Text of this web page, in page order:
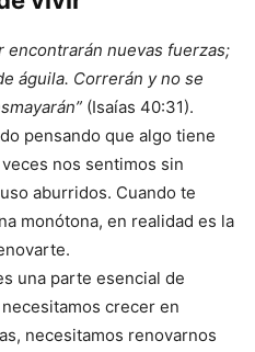
encontrarán nuevas fuerzas;
águila. Correrán y no se
(Isaías 40:31).
pensando que algo tiene
nos sentimos sin
aburridos. Cuando te
monótona, en realidad es la
una parte esencial de
crecer en
necesitamos renovarnos